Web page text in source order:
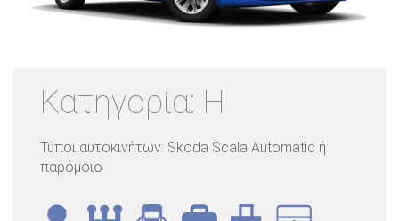
Κατηγορία: H
Τύποι αυτοκινήτων: Skoda Scala Automatic ή
παρόμοιο